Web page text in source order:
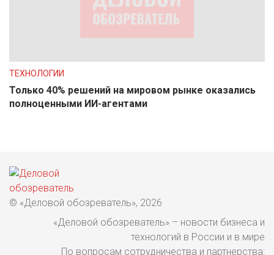
ТЕХНОЛОГИИ
Только 40% решений на мировом рынке оказались
полноценными ИИ-агентами
© «Деловой обозреватель», 2026
«Деловой обозреватель» – новости бизнеса и
технологий в России и в мире
По вопросам сотрудничества и партнерства: